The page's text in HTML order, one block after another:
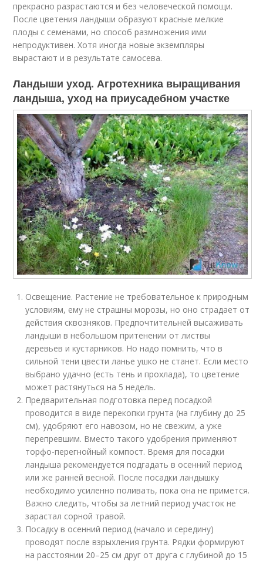
прекрасно разрастаются и без человеческой помощи.
После цветения ландыши образуют красные мелкие
плоды с семенами, но способ размножения ими
непродуктивен. Хотя иногда новые экземпляры
вырастают и в результате самосева.
Ландыши уход. Агротехника выращивания
ландыша, уход на приусадебном участке
Освещение. Растение не требовательное к природным
условиям, ему не страшны морозы, но оно страдает от
действия сквозняков. Предпочтительней высаживать
ландыши в небольшом притенении от листвы
деревьев и кустарников. Но надо помнить, что в
сильной тени цвести ланье ушко не станет. Если место
выбрано удачно (есть тень и прохлада), то цветение
может растянуться на 5 недель.
Предварительная подготовка перед посадкой
проводится в виде перекопки грунта (на глубину до 25
см), удобряют его навозом, но не свежим, а уже
перепревшим. Вместо такого удобрения применяют
торфо-перегнойный компост. Время для посадки
ландыша рекомендуется подгадать в осенний период
или же ранней весной. После посадки ландышку
необходимо усиленно поливать, пока она не примется.
Важно следить, чтобы за летний период участок не
зарастал сорной травой.
Посадку в осенний период (начало и середину)
проводят после взрыхления грунта. Рядки формируют
на расстоянии 20–25 см друг от друга с глубиной до 15